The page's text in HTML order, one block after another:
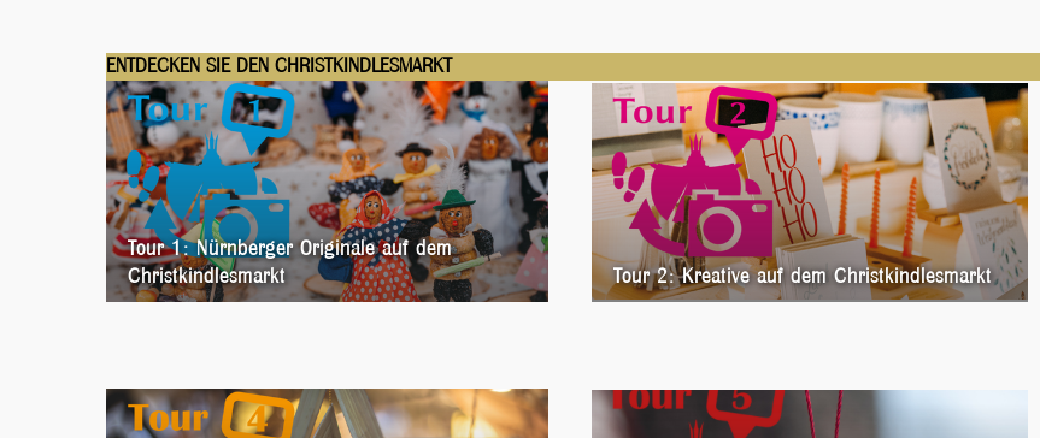
ENTDECKEN SIE DEN CHRISTKINDLESMARKT
Tour 1: Nürnberger Originale auf dem
Christkindlesmarkt
Tour 2: Kreative auf dem Christkindlesmarkt